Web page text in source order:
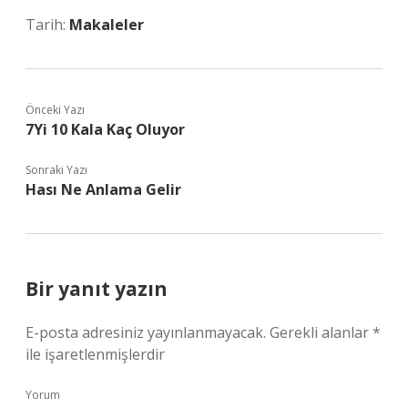
Tarih: Makaleler
Önceki Yazı
7Yi 10 Kala Kaç Oluyor
Sonraki Yazı
Hası Ne Anlama Gelir
Bir yanıt yazın
E-posta adresiniz yayınlanmayacak. Gerekli alanlar*
ile işaretlenmişlerdir
Yorum